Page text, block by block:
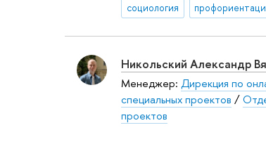
социология
Никольский Александр
Менеджер: Дирекция по
специальных проектов /
проектов